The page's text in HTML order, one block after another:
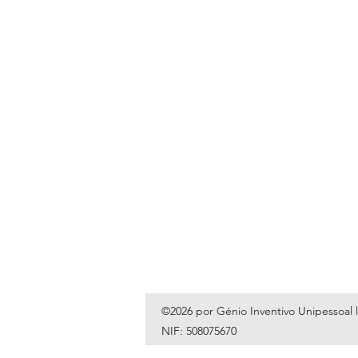
©2026 por Génio Inventivo Unipessoal
NIF: 508075670